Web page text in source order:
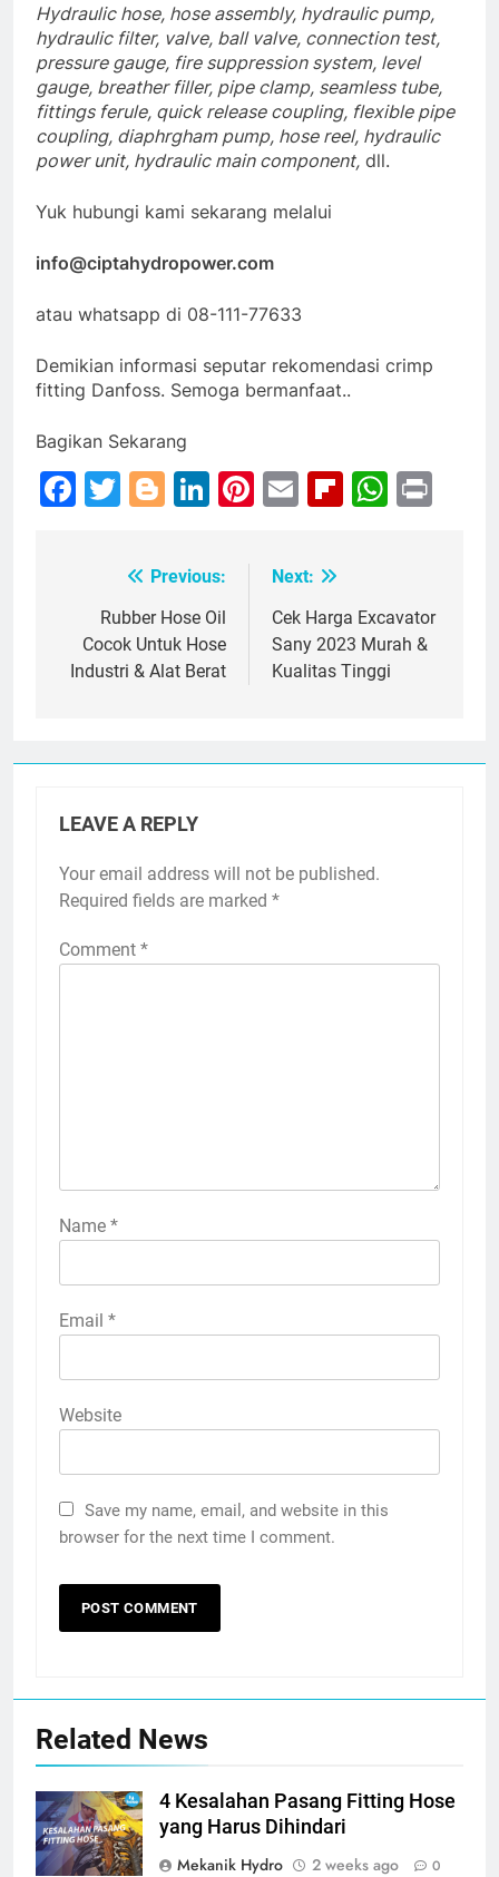
Hydraulic hose, hose assembly, hydraulic pump,
hydraulic filter, valve, ball valve, connection test,
pressure gauge, fire suppression system, level
gauge, breather filler, pipe clamp, seamless tube,
fittings ferule, quick release coupling, flexible pipe
coupling, diaphrgham pump, hose reel, hydraulic
power unit, hydraulic main component, dll.
Yuk hubungi kami sekarang melalui
info@ciptahydropower.com
atau whatsapp di 08-111-77633
Demikian informasi seputar rekomendasi crimp
fitting Danfoss. Semoga bermanfaat..
Bagikan Sekarang
Facebook
Twitter
Blogger
LinkedIn
Pinterest
Email
navigation
Previous:
Rubber Hose Oil
Cocok Untuk Hose
Industri & Alat Berat
Next:
Cek Harga Excavator
Sany 2023 Murah &
Kualitas Tinggi
LEAVE A REPLY
Your email address will not be published.
Required fields are marked *
Comment *
Name *
Email *
Website
Save my name, email, and website in this
browser for the next time I comment.
Related News
4 Kesalahan Pasang Fitting Hose
yang Harus Dihindari
Mekanik Hydro
2 weeks ago 0